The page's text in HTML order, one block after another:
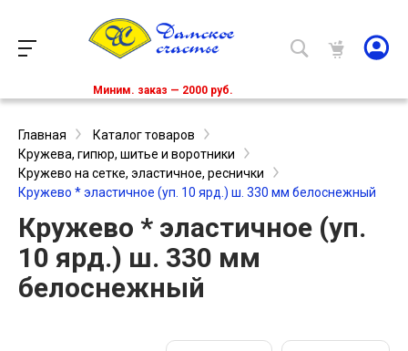
Миним. заказ — 2000 руб.
Главная
Каталог товаров
Кружева, гипюр, шитье и воротники
Кружево на сетке, эластичное, реснички
Кружево * эластичное (уп. 10 ярд.) ш. 330 мм белоснежный
Кружево * эластичное (уп.
10 ярд.) ш. 330 мм
белоснежный